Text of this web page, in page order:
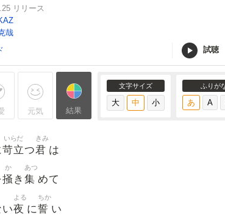
リリース
哉
試聴
元気 結果
文字サイズ ふりが
苛立
いらだ
つ君
きみ
は
掻
か
き 集
あつ
めて
夜
よる
に誓
ちか
い